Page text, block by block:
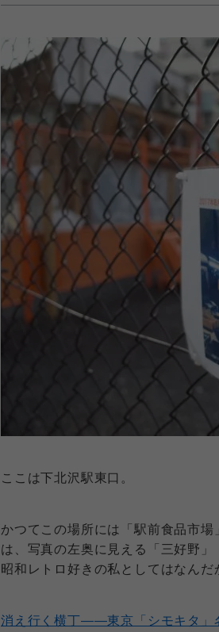
ここは下北沢駅東口。
かつてこの場所には「駅前食品市
は、写真の左奥に見える「三好野
昭和レトロ好きの私としてはなんだ
消え行く横丁――東京「シモキタ」